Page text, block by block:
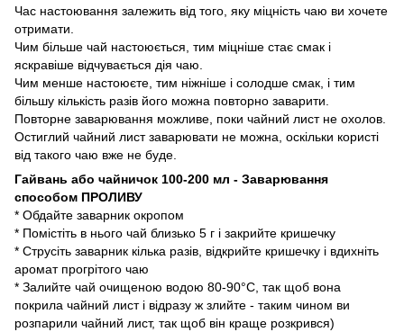
Час настоювання залежить від того, яку міцність чаю ви хочете
отримати.
Чим більше чай настоюється, тим міцніше стає смак і
яскравіше відчувається дія чаю.
Чим менше настоюєте, тим ніжніше і солодше смак, і тим
більшу кількість разів його можна повторно заварити.
Повторне заварювання можливе, поки чайний лист не охолов.
Остиглий чайний лист заварювати не можна, оскільки користі
від такого чаю вже не буде.
Гайвань або чайничок 100-200 мл - Заварювання
способом ПРОЛИВУ
* Обдайте заварник окропом
* Помістіть в нього чай близько 5 г і закрийте кришечку
* Струсіть заварник кілька разів, відкрийте кришечку і вдихніть
аромат прогрітого чаю
* Залийте чай очищеною водою 80-90°С, так щоб вона
покрила чайний лист і відразу ж злийте - таким чином ви
розпарили чайний лист, так щоб він краще розкрився)